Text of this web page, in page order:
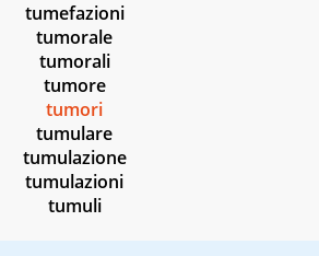
tumefazioni
tumorale
tumorali
tumore
tumori
tumulare
tumulazione
tumulazioni
tumuli